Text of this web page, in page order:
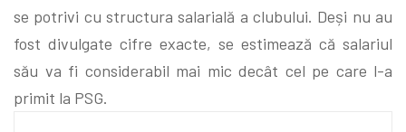
se potrivi cu structura salarială a clubului. Deși nu au
fost divulgate cifre exacte, se estimează că salariul
său va fi considerabil mai mic decât cel pe care l-a
primit la PSG.